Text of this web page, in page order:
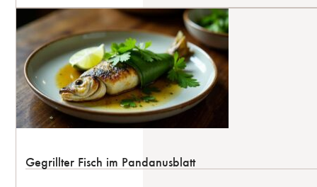
Gegrillter Fisch im Pandanusblatt